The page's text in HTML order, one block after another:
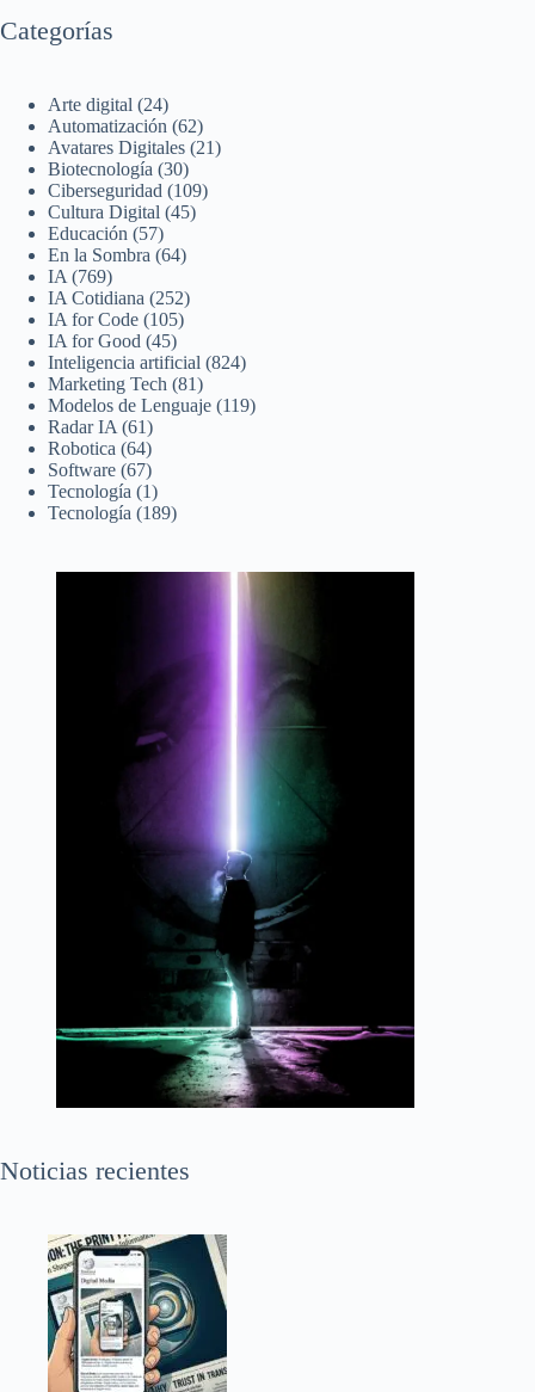
Categorías
Arte digital (24)
Automatización (62)
Avatares Digitales (21)
Biotecnología (30)
Ciberseguridad (109)
Cultura Digital (45)
Educación (57)
En la Sombra (64)
IA (769)
IA Cotidiana (252)
IA for Code (105)
IA for Good (45)
Inteligencia artificial (824)
Marketing Tech (81)
Modelos de Lenguaje (119)
Radar IA (61)
Robotica (64)
Software (67)
Tecnología (1)
Tecnología (189)
Noticias recientes